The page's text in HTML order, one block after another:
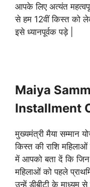
आपके लिए अत्यंत
से हम 12वीं किस्त को
इसे ध्यानपूर्वक पड़े |
Maiya
Installment
मुख्यमंत्री मैया सम्मान
किस्त की राशि
में आपको बता दें कि जिन
महिलाओं को पहले
उन्हें डीबीटी के माध्यम